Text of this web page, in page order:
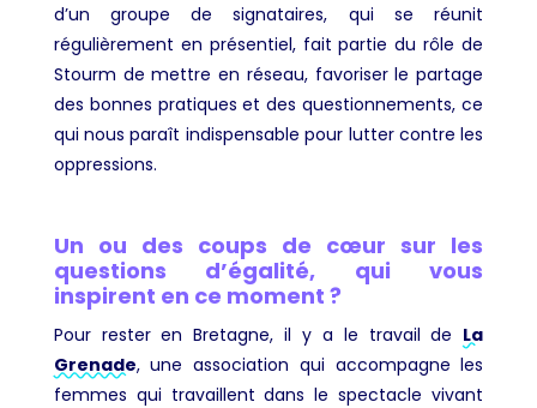
d’un groupe de signataires, qui se réunit
régulièrement en présentiel, fait partie du rôle de
Stourm de mettre en réseau, favoriser le partage
des bonnes pratiques et des questionnements, ce
qui nous paraît indispensable pour lutter contre les
oppressions.
Un ou des coups de cœur sur les
questions d’égalité, qui vous
inspirent en ce moment ?
Pour rester en Bretagne, il y a le travail de La
Grenade, une association qui accompagne les
femmes qui travaillent dans le spectacle vivant